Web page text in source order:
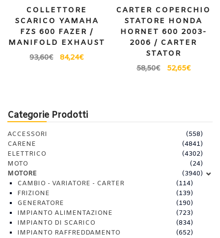
COLLETTORE
SCARICO YAMAHA
FZS 600 FAZER /
MANIFOLD EXHAUST
93,60€ 84,24€
CARTER COPERCHIO
STATORE HONDA
HORNET 600 2003-
2006 / CARTER
STATOR
58,50€ 52,65€
Categorie Prodotti
ACCESSORI
(558)
CARENE
(4841)
ELETTRICO
(4302)
MOTO
(24)
MOTORE
(3940)
CAMBIO - VARIATORE - CARTER
(114)
FRIZIONE
(139)
GENERATORE
(190)
IMPIANTO ALIMENTAZIONE
(723)
IMPIANTO DI SCARICO
(834)
IMPIANTO RAFFREDDAMENTO
(652)